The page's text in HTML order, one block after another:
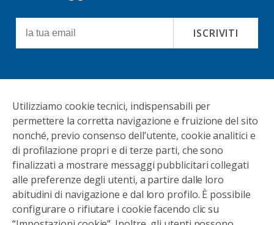
Utilizziamo cookie tecnici, indispensabili per
permettere la corretta navigazione e fruizione del sito
nonché, previo consenso dell’utente, cookie analitici e
di profilazione propri e di terze parti, che sono
finalizzati a mostrare messaggi pubblicitari collegati
alle preferenze degli utenti, a partire dalle loro
abitudini di navigazione e dal loro profilo. È possibile
configurare o rifiutare i cookie facendo clic su
ISCRIVITI
CONTATTI
FAQ
PRIVACY POLICY
COOKIE POLICY
TRATTAMENTO DATI
DETRAZIONI FISCALI